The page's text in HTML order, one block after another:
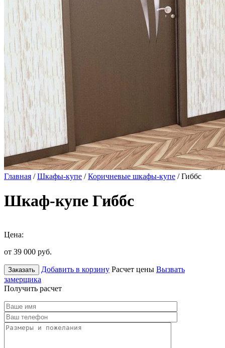
Главная /Шкафы-купе /Коричневые шкафы-купе / Гиббс
Шкаф-купе Гиббс
Цена:
от 39 000 руб.
Заказать Добавить в корзину Расчет цены Вызвать
замерщика
Получить расчет